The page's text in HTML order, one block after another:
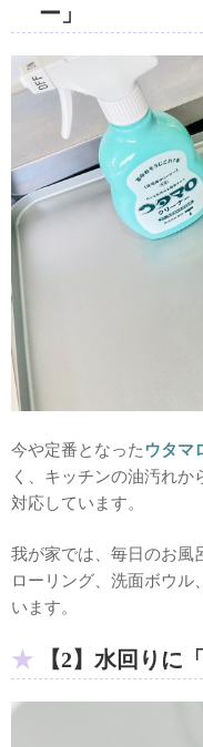
ー」
今や定番となったウタマ
く、キッチンの油汚れ
対応しています。
我が家では、毎日のお風
ローリング、洗面ボウル
います。
【2】水回りに